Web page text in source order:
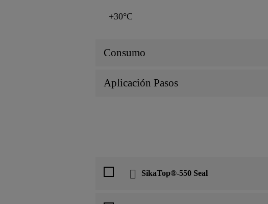
+30°C
Consumo
Aplicación Pasos
SikaTop®-550 Seal